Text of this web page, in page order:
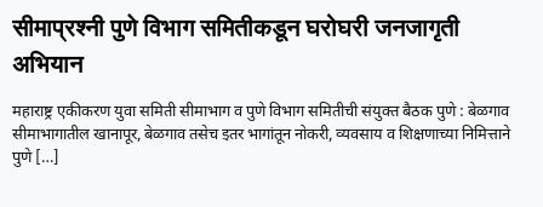
सीमाप्रश्नी पुणे विभाग समितीकडून घरोघरी जनजागृती
अभियान
महाराष्ट्र एकीकरण युवा समिती सीमाभाग व पुणे विभाग समितीची संयुक्त बैठक पुणे : बेळगाव
सीमाभागातील खानापूर, बेळगाव तसेच इतर भागांतून नोकरी, व्यवसाय व शिक्षणाच्या निमित्ताने
पुणे[…]